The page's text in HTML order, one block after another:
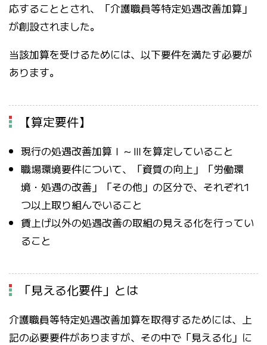
応することとされ、「介護職員等特定処遇改善加算」
が創設されました。
当該加算を受けるためには、以下要件を満たす必要が
あります。
【算定要件】
現行の処遇改善加算Ⅰ～Ⅲを算定していること
職場環境要件について、「資質の向上」「労働環
境・処遇の改善」「その他」の区分で、それぞれ1
つ以上取り組んでいること
賃上げ以外の処遇改善の取組の見える化を行ってい
ること
「見える化要件」とは
介護職員等特定処遇改善加算を取得するためには、上
記の必要要件がありますが、その中で「見える化」に